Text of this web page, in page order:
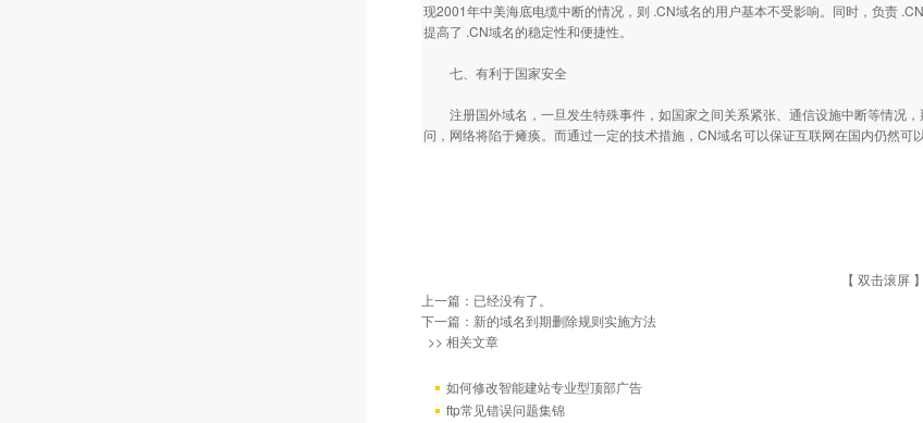
现2001年中美海底电缆中断的情况，则 .CN域名的用户基本不受影响。同时，负责
提高了 .CN域名的稳定性和便捷性。
七、有利于国家安全
注册国外域名，一旦发生特殊事件，如国家之间关系紧张、通信设施中断等情况
问，网络将陷于瘫痪。而通过一定的技术措施，CN域名可以保证互联网在国内仍然可
【 双击滚屏
上一篇：已经没有了。
下一篇： 新的域名到期删除规则实施方法
>> 相关文章
如何修改智能建站专业型顶部广告
ftp常见错误问题集锦